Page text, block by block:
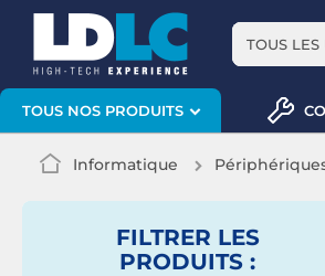
TOUS LES
TOUS NOS PRODUITS
Informatique
FILTRER LES
PRODUITS :